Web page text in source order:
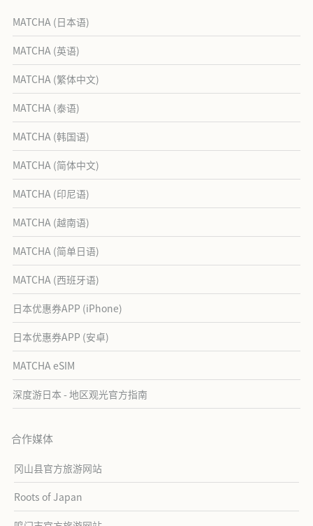
MATCHA (日本语)
MATCHA (英语)
MATCHA (繁体中文)
MATCHA (泰语)
MATCHA (韩国语)
MATCHA (简体中文)
MATCHA (印尼语)
MATCHA (越南语)
MATCHA (简单日语)
MATCHA (西班牙语)
日本优惠券APP (iPhone)
日本优惠券APP (安卓)
MATCHA eSIM
深度游日本 - 地区观光官方指南
合作媒体
冈山县官方旅游网站
Roots of Japan